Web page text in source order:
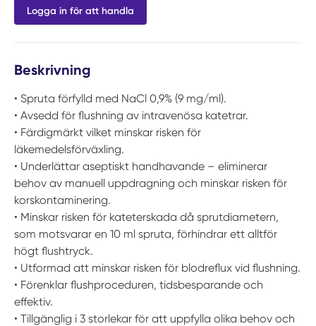
Logga in för att handla
Beskrivning
• Spruta förfylld med NaCl 0,9% (9 mg/ml).
• Avsedd för flushning av intravenösa katetrar.
• Färdigmärkt vilket minskar risken för
läkemedelsförväxling.
• Underlättar aseptiskt handhavande – eliminerar
behov av manuell uppdragning och minskar risken för
korskontaminering.
• Minskar risken för kateterskada då sprutdiametern,
som motsvarar en 10 ml spruta, förhindrar ett alltför
högt flushtryck.
• Utformad att minskar risken för blodreflux vid flushning.
• Förenklar flushproceduren, tidsbesparande och
effektiv.
• Tillgänglig i 3 storlekar för att uppfylla olika behov och